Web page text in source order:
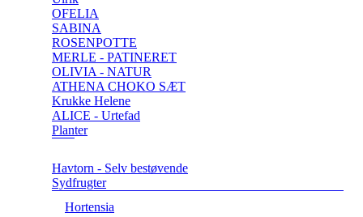
OFELIA
SABINA
ROSENPOTTE
MERLE - PATINERET
OLIVIA - NATUR
ATHENA CHOKO SÆT
Krukke Helene
ALICE - Urtefad
Planter
Havtorn - Selv bestøvende
Sydfrugter
Hortensia